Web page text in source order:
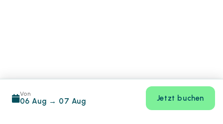
Von
06 Aug → 07 Aug Jetzt buchen